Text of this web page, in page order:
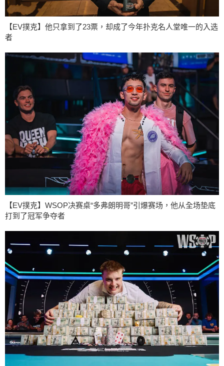
【EV撲克】他只拿到了23票，却成了今年扑克名人堂唯一的入选
者
【EV撲克】WSOP决赛桌“多弗朗明哥”引爆赛场，他从全场垫底
打到了冠军争夺者